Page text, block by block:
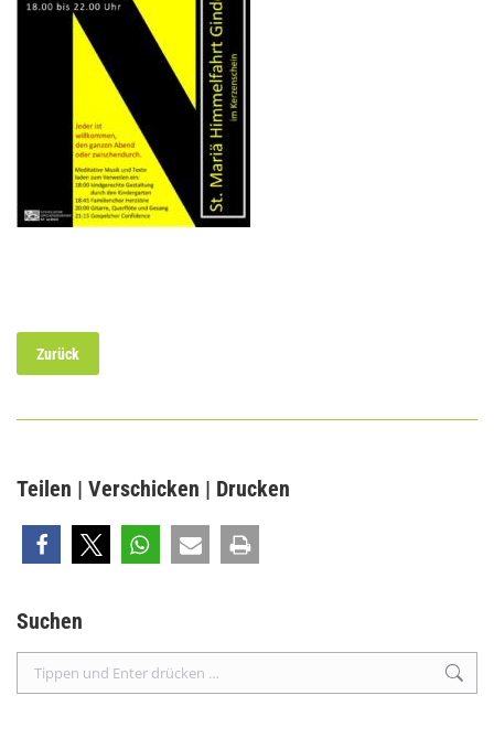
Zurück
Teilen | Verschicken | Drucken
Suchen
Search: